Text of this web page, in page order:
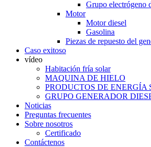
Grupo electrógeno
Motor
Motor diesel
Gasolina
Piezas de repuesto del
Caso exitoso
vídeo
Habitación fría solar
MAQUINA DE HIELO
PRODUCTOS DE ENERGÍA
GRUPO GENERADOR
Noticias
Preguntas frecuentes
Sobre nosotros
Certificado
Contáctenos